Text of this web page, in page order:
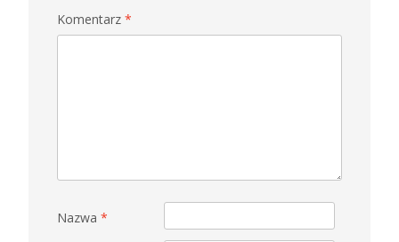
Komentarz *
Nazwa *